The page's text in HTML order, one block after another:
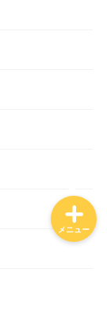
メニュー